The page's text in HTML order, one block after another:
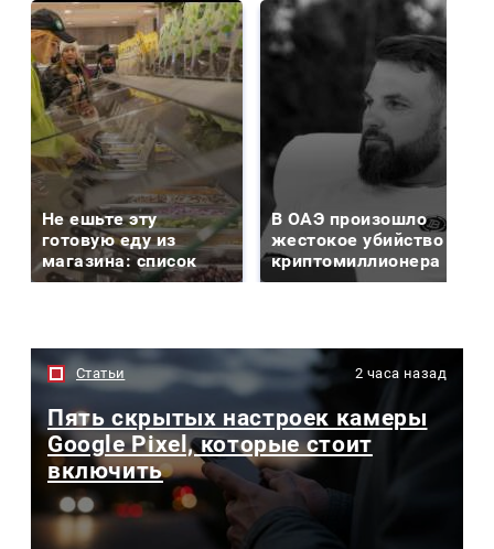
Не ешьте эту
готовую еду из
магазина: список
В ОАЭ произошло
жестокое убийство
криптомиллионера
Статьи 2 часа назад
Пять скрытых настроек камеры
Google Pixel, которые стоит
включить